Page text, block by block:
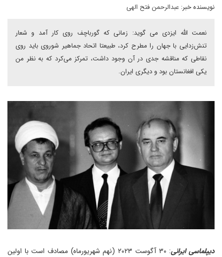
نویسنده خبر: عبدالرحمن فتح الهی
نعمت الله ایزدی می گوید: زمانی که گورباچف روی کار آمد و شعار
تنش‌زدایی با جهان را مطرح کرد، طبیعتا اتحاد جماهیر شوروی باید روی
نقاطی که مناقشه جدی در آن وجود داشت، تمرکز می‌کرد که به نظر من
یکی افغانستان بود و دیگری ایران.
دیپلماسی ایرانی
: ۳۰ آگوست ۲۰۲۳ (نهم شهریورماه) مصادف است با اولین